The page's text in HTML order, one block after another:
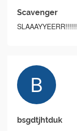
Scavenger
bsgdtjhtduk